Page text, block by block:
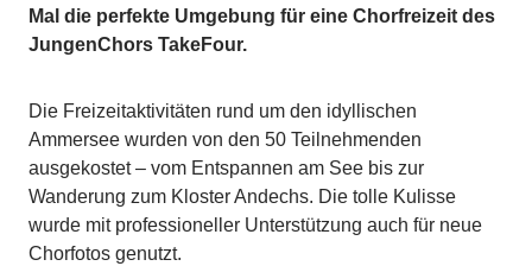
Mal die perfekte Umgebung für eine Chorfreizeit des
JungenChors TakeFour.
Die Freizeitaktivitäten rund um den idyllischen
Ammersee wurden von den 50 Teilnehmenden
ausgekostet – vom Entspannen am See bis zur
Wanderung zum Kloster Andechs. Die tolle Kulisse
wurde mit professioneller Unterstützung auch für neue
Chorfotos genutzt.